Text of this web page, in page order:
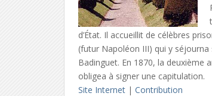
d’État. Il accueillit de célèbres
(futur Napoléon III) qui y séjourna
Badinguet. En 1870, la deuxième
obligea à signer une capitulation.
Site Internet |Contribution